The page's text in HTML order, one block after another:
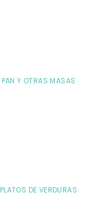
PAN Y OTRAS MASAS
PLATOS DE VERDURAS